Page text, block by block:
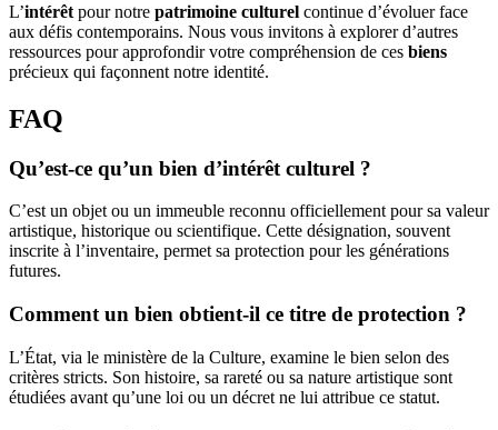
L’intérêt pour notre patrimoine culturel continue d’évoluer face
aux défis contemporains. Nous vous invitons à explorer d’autres
ressources pour approfondir votre compréhension de ces biens
précieux qui façonnent notre identité.
FAQ
Qu’est-ce qu’un bien d’intérêt culturel ?
C’est un objet ou un immeuble reconnu officiellement pour sa valeur
artistique, historique ou scientifique. Cette désignation, souvent
inscrite à l’inventaire, permet sa protection pour les générations
futures.
Comment un bien obtient-il ce titre de protection ?
L’État, via le ministère de la Culture, examine le bien selon des
critères stricts. Son histoire, sa rareté ou sa nature artistique sont
étudiées avant qu’une loi ou un décret ne lui attribue ce statut.